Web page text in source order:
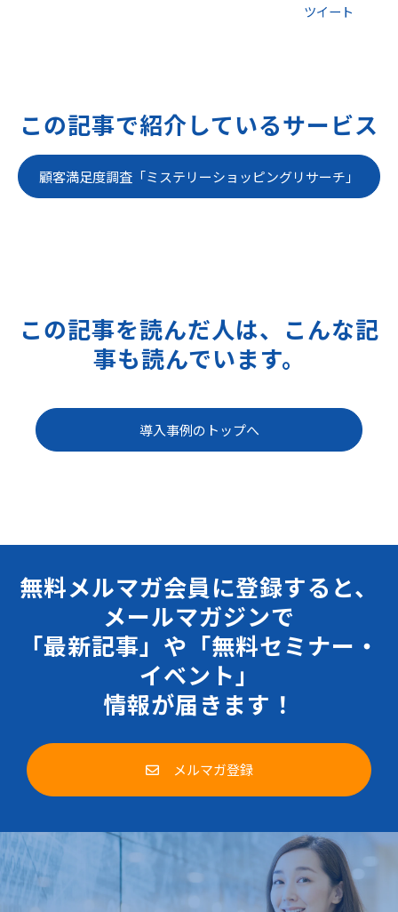
ツイート
この記事で紹介しているサービス
顧客満足度調査「ミステリーショッピングリサーチ」
この記事を読んだ人は、こんな記
事も読んでいます。
導入事例のトップへ
無料メルマガ会員に登録すると、
メールマガジンで
「最新記事」や「無料セミナー・
イベント」
情報が届きます！
メルマガ登録